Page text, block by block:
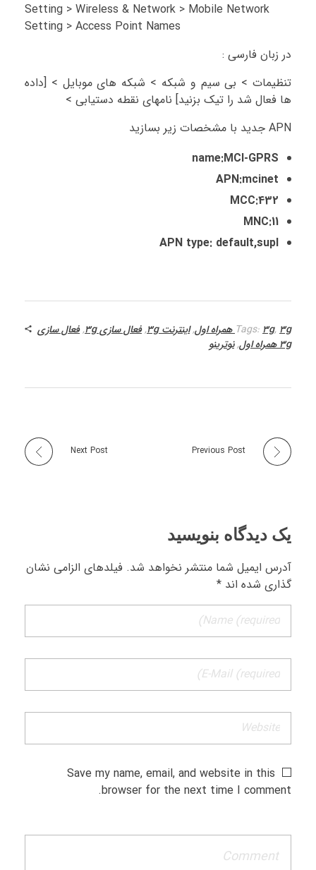
Setting > Wireless & Network > Mobile Network
Setting > Access Point Names
در زبان فارسی :
تنظیمات > بی سیم و شبکه > شبکه های موبایل > [داده
ها فعال شد را تیک بزنید] نامهای نقطه دستیابی >
APN جدید با مشخصات زیر بسازید
name:MCI-GPRS
APN:mcinet
MCC:432
MNC:11
APN type: default,supl
Tags:3g, 3g همراه اول ,اینترنت 3g ,فعال سازی 3g ,فعال سازی
3g همراه اول
,نوترینو
Previous Post
Next Post
یک دیدگاه بنویسید
آدرس ایمیل شما منتشر نخواهد شد. فیلدهای الزامی نشان
گذاری شده اند *
Save my name, email, and website in this
browser for the next time I comment.